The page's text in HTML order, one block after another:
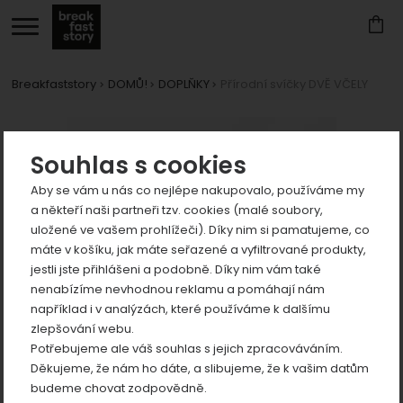
Souhlas s cookies
Aby se vám u nás co nejlépe nakupovalo, používáme my
a někteří naši partneři tzv. cookies (malé soubory,
uložené ve vašem prohlížeči). Díky nim si pamatujeme, co
máte v košíku, jak máte seřazené a vyfiltrované produkty,
jestli jste přihlášeni a podobně. Díky nim vám také
nenabízíme nevhodnou reklamu a pomáhají nám
například i v analýzách, které používáme k dalšímu
zlepšování webu.
Potřebujeme ale váš souhlas s jejich zpracováváním.
Děkujeme, že nám ho dáte, a slibujeme, že k vašim datům
budeme chovat zodpovědně.
Breakfaststory DOMŮ! DOPLŇKY
Fotografie
Zobrazit
Zobrazit
Zobrazit